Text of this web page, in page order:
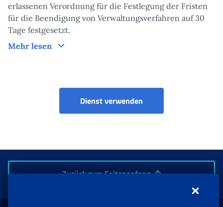
erlassenen Verordnung für die Festlegung der Fristen
für die Beendigung von Verwaltungsverfahren auf 30
Tage festgesetzt.
Mehr lesen
Bearbeitungszeit der Maßnahme
Dienst verwenden
Zurück zum Seitenanfang